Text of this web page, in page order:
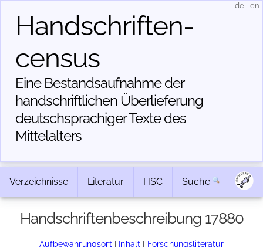
Handschriften­
census
Eine Bestandsaufnahme der
handschriftlichen Über­lieferung
deutschsprachiger Texte des
Mittelalters
de en
Verzeichnisse Literatur HSC Suche
Handschriftenbeschreibung 17880
Aufbewahrungsort | Inhalt | Forschungsliteratur